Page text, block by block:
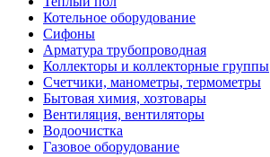
Котельное оборудование
Сифоны
Арматура трубопроводная
Коллекторы и коллекторные группы
Счетчики, манометры, термометры
Бытовая химия, хозтовары
Вентиляция, вентиляторы
Водоочистка
Газовое оборудование